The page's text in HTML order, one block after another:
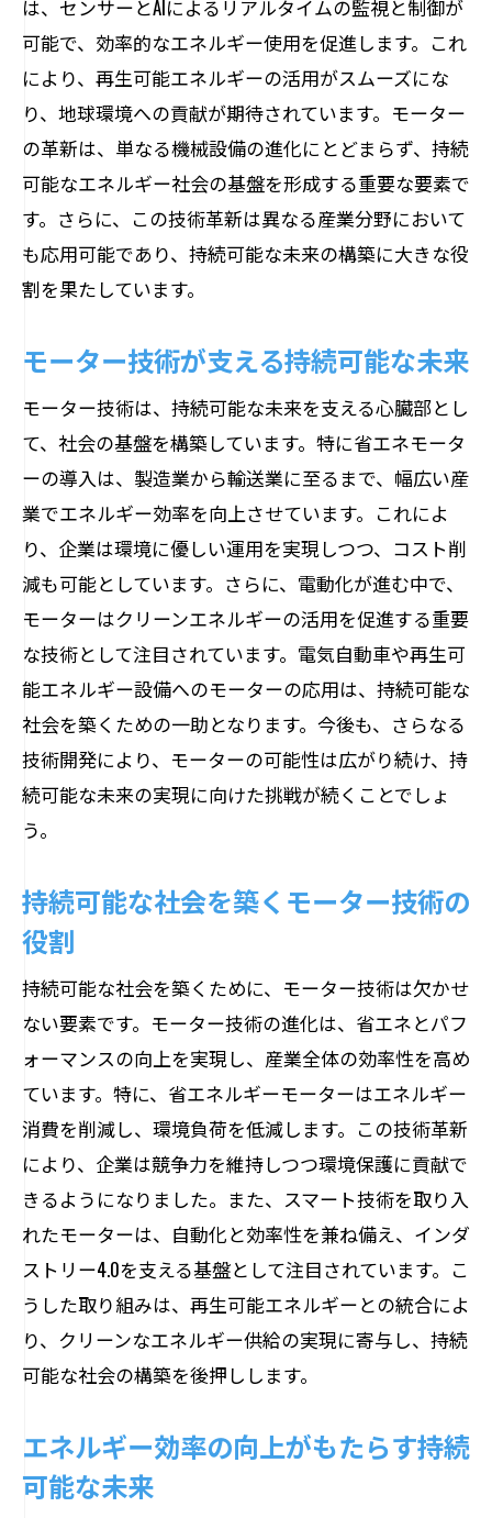
は、センサーとAIによるリアルタイムの監視と制御が
可能で、効率的なエネルギー使用を促進します。これ
により、再生可能エネルギーの活用がスムーズにな
り、地球環境への貢献が期待されています。モーター
の革新は、単なる機械設備の進化にとどまらず、持続
可能なエネルギー社会の基盤を形成する重要な要素で
す。さらに、この技術革新は異なる産業分野において
も応用可能であり、持続可能な未来の構築に大きな役
割を果たしています。
モーター技術が支える持続可能な未来
モーター技術は、持続可能な未来を支える心臓部とし
て、社会の基盤を構築しています。特に省エネモータ
ーの導入は、製造業から輸送業に至るまで、幅広い産
業でエネルギー効率を向上させています。これによ
り、企業は環境に優しい運用を実現しつつ、コスト削
減も可能としています。さらに、電動化が進む中で、
モーターはクリーンエネルギーの活用を促進する重要
な技術として注目されています。電気自動車や再生可
能エネルギー設備へのモーターの応用は、持続可能な
社会を築くための一助となります。今後も、さらなる
技術開発により、モーターの可能性は広がり続け、持
続可能な未来の実現に向けた挑戦が続くことでしょ
う。
持続可能な社会を築くモーター技術の
役割
持続可能な社会を築くために、モーター技術は欠かせ
ない要素です。モーター技術の進化は、省エネとパフ
ォーマンスの向上を実現し、産業全体の効率性を高め
ています。特に、省エネルギーモーターはエネルギー
消費を削減し、環境負荷を低減します。この技術革新
により、企業は競争力を維持しつつ環境保護に貢献で
きるようになりました。また、スマート技術を取り入
れたモーターは、自動化と効率性を兼ね備え、インダ
ストリー4.0を支える基盤として注目されています。こ
うした取り組みは、再生可能エネルギーとの統合によ
り、クリーンなエネルギー供給の実現に寄与し、持続
可能な社会の構築を後押しします。
エネルギー効率の向上がもたらす持続
可能な未来